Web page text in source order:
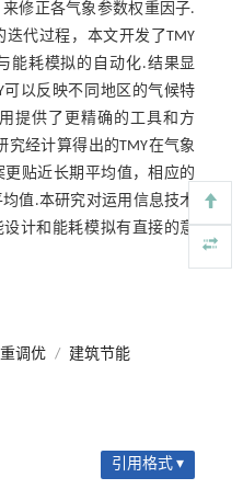
修正各气象参数权重因子.
代过程，本文开发了TMY
能耗模拟的自动化.结果显
以反映不同地区的气候特
提供了更精确的工具和方
究经计算得出的TMY在气象
贴近长期平均值，相应的
值.本研究对运用信息技术
计和能耗模拟有直接的意
调优 / 建筑节能
引用格式 ▾